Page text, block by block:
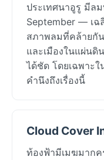
ประเทศนาอูรู มีล
September — เฉ
สภาพลมที่คล้ายกั
และเมืองในแผ่นดิ
ได้ชัด โดยเฉพาะ
คำนึงถึงเรื่องนี้
Cloud Cover
ท้องฟ้ามีเมฆมากค